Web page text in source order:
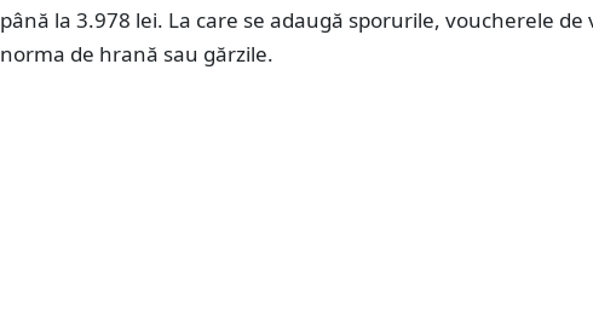
până la 3.978 lei. La care se adaugă sporurile, voucherele de
norma de hrană sau gărzile.